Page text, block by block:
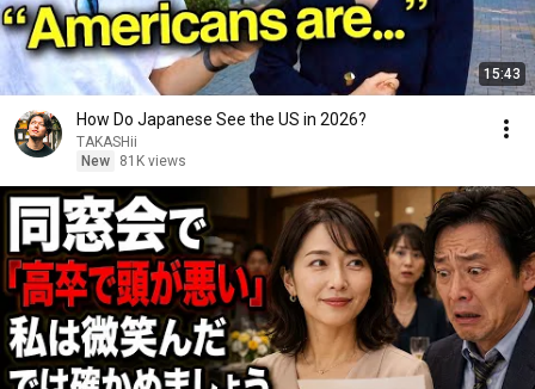
15:43
How Do Japanese See the US in 2026?
TAKASHii
New
81K views